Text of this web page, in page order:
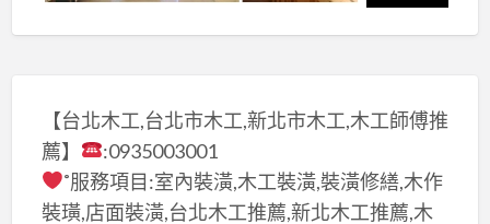
【台北木工,台北市木工,新北市木工,木工師傅推
薦】
:0935003001
˚服務項目:室內裝潢,木工裝潢,裝潢修繕,木作
裝璜,店面裝潢,台北木工推薦,新北木工推薦,木